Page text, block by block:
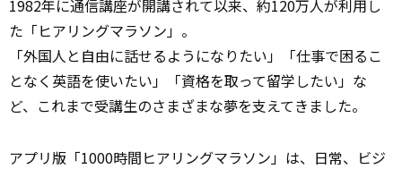
1982年に通信講座が開講されて以来、約120万人が利用し
た「ヒアリングマラソン」。
「外国人と自由に話せるようになりたい」「仕事で困るこ
となく英語を使いたい」「資格を取って留学したい」な
ど、これまで受講生のさまざまな夢を支えてきました。
アプリ版「1000時間ヒアリングマラソン」は、日常、ビジ